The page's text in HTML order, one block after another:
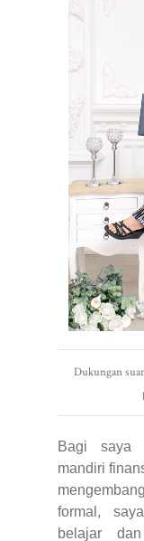
Dukungan
Bagi saya
mandiri
formal,
belajar